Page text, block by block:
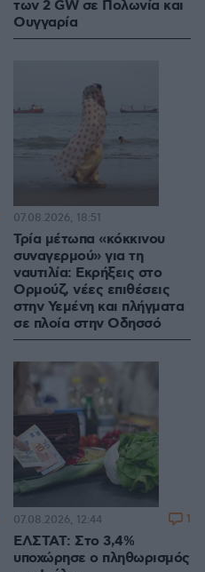
των 2 GW σε Πολωνία και
Ουγγαρία
Τρία μέτωπα «κόκκινου
συναγερμού» για τη
ναυτιλία: Εκρήξεις στο
Ορμούζ, νέες επιθέσεις
στην Υεμένη και πλήγματα
σε πλοία στην Οδησσό
07.08.2026, 18:51
ΕΛΣΤΑΤ: Στο 3,4%
υποχώρησε ο πληθωρισμός
07.08.2026, 12:44 1